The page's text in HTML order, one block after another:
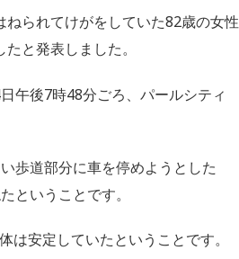
られてけがをしていた82歳の女性
と発表しました。
午後7時48分ごろ、パールシティ
歩道部分に車を停めようとした
ということです。
安定していたということです。